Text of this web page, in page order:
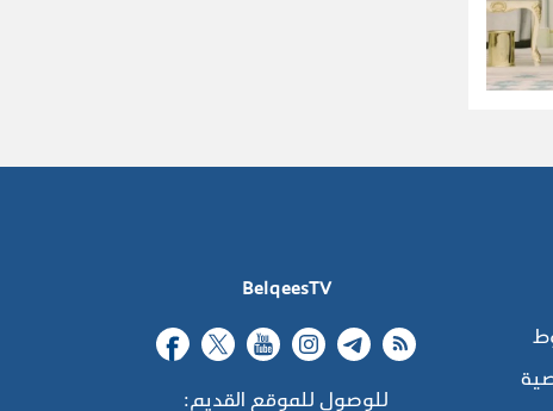
BelqeesTV
للوصول للموقع القديم: